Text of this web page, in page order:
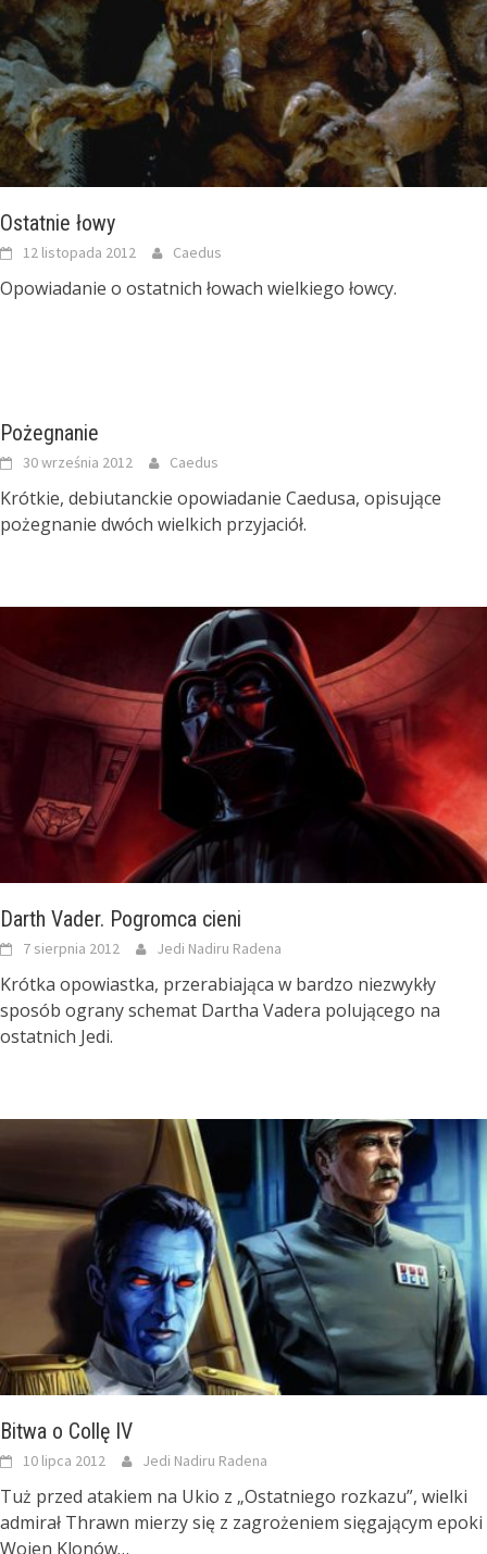
Ostatnie łowy
12 listopada 2012 Caedus
Opowiadanie o ostatnich łowach wielkiego łowcy.
Pożegnanie
30 września 2012 Caedus
Krótkie, debiutanckie opowiadanie Caedusa, opisujące
pożegnanie dwóch wielkich przyjaciół.
Darth Vader. Pogromca cieni
7 sierpnia 2012 Jedi Nadiru Radena
Krótka opowiastka, przerabiająca w bardzo niezwykły
sposób ograny schemat Dartha Vadera polującego na
ostatnich Jedi.
Bitwa o Collę IV
10 lipca 2012 Jedi Nadiru Radena
Tuż przed atakiem na Ukio z „Ostatniego rozkazu”, wielki
admirał Thrawn mierzy się z zagrożeniem sięgającym epoki
Wojen Klonów…